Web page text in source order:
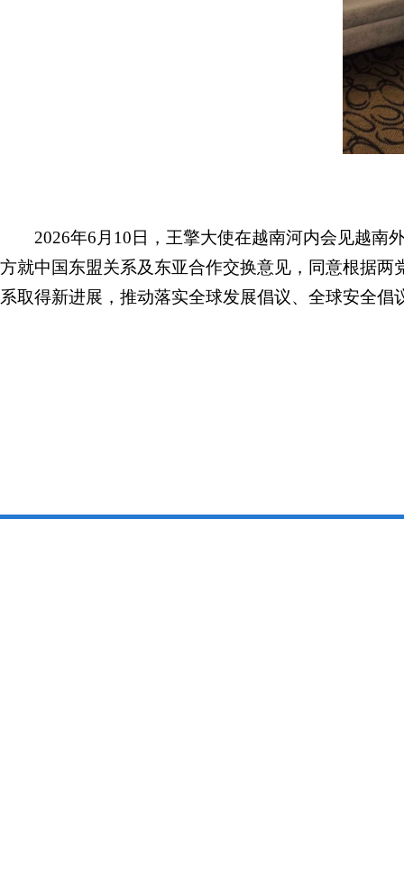
2026年6月10日，王擎大使在越南河内会见越南
方就中国东盟关系及东亚合作交换意见，同意根据
系取得新进展，推动落实全球发展倡议、全球安全